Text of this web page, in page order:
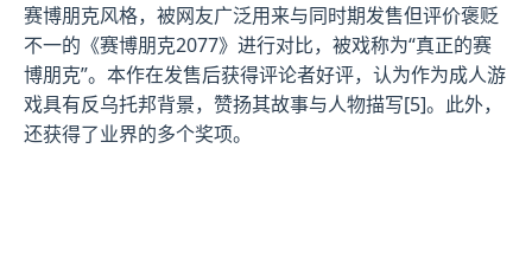
赛博朋克风格，被网友广泛用来与同时期发售但评价褒贬
不一的《赛博朋克2077》进行对比，被戏称为“真正的赛
博朋克”。本作在发售后获得评论者好评，认为作为成人游
戏具有反乌托邦背景，赞扬其故事与人物描写[5]。此外，
还获得了业界的多个奖项。